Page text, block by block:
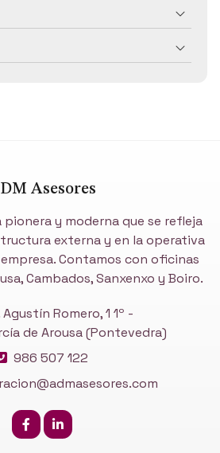
Asesores
pionera y moderna que se refleja
externa y en la operativa
Contamos con oficinas
Cambados, Sanxenxo y Boiro.
Romero, 1 1º -
de Arousa(Pontevedra)
986 507 122